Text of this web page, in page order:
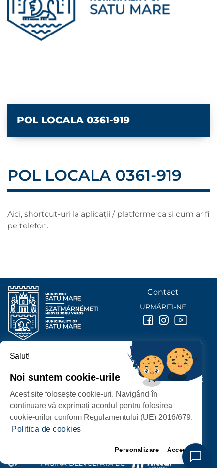
POL LOCALA 0361-919
POL LOCALA 0361-919
Aici, shortcut-uri la aplicații / platforme ca și cum ar fi
pe telefon.
PROTECȚIA DATELOR PERSONALE
PAGINĂ DEZVOLTATĂ DE
PRIMĂRIA MUNICIPIULUI
P-ȚA 25 OCTOMBRIE, NR. 1 CORP M, 440026 SATU MARE
Contact
URMĂRIȚI-NE
Salut!
Noi suntem cookie-urile
Acest site folosește cookie-uri. Navigând în
continuare vă exprimați acordul pentru folosirea
cookie-urilor conform Regulamentului (UE) 2016/679.
Politica de cookies
Personalizare Accept